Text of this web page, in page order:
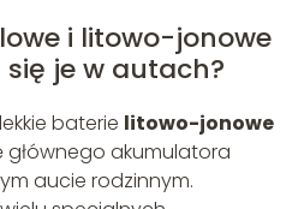
i litowo-jonowe
je w autach?
baterie litowo-jonowe
głównego akumulatora
aucie rodzinnym.